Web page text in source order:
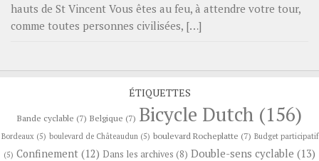
hauts de St Vincent Vous êtes au feu, à attendre votre tour,
comme toutes personnes civilisées, […]
ÉTIQUETTES
Bande cyclable (7) Belgique (7) Bicycle Dutch (156)
Bordeaux(5) boulevard de Châteaudun(5) boulevard Rocheplatte (7) Budget participatif
(5) Confinement (12) Dans les archives (8) Double-sens cyclable (13)